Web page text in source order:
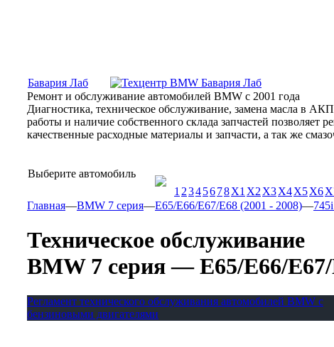
Бавария Лаб
Ремонт и обслуживание автомобилей BMW с 2001 года
Диагностика, техническое обслуживание, замена масла в
работы и наличие собственного склада запчастей
качественные расходные материалы и запчасти, а так же
Выберите автомобиль
1 2345678X1 X2 X3X4X5X6
Главная—BMW 7 серия—E65/E66/E67/E68 (2001 - 2008)—
Техническое обслуживание
BMW 7 серия — E65/E66/
Регламент технического обслуживания автомобилей BMW с
бензиновыми двигателями